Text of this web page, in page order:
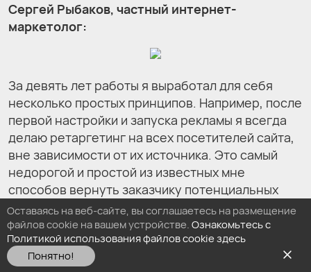
Оставаясь на веб-сайте, вы соглашаетесь на размещение
файлов cookie на вашем устройстве.Ознакомьтесь с
Политикой использования файлов cookie здесь
Понятно!
Сергей Рыбаков, частный интернет-
маркетолог:
За девять лет работы я выработал для себя
несколько простых принципов. Например, после
первой настройки и запуска рекламы я всегда
делаю ретаргетинг на всех посетителей сайта,
вне зависимости от их источника. Это самый
недорогой и простой из известных мне
способов вернуть заказчику потенциальных
клиентов.
Есть разница, на какой сайт делать ретаргетинг
и какой объём трафика давать по каждому
источнику. Принцип такой: